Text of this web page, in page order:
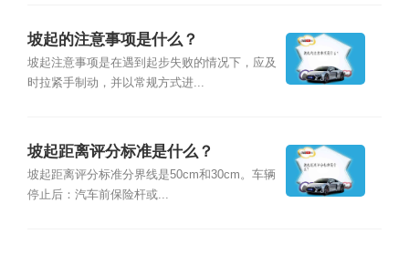
坡起的注意事项是什么？
坡起注意事项是在遇到起步失败的情况下，应及
时拉紧手制动，并以常规方式进...
坡起距离评分标准是什么？
坡起距离评分标准分界线是50cm和30cm。车辆
停止后：汽车前保险杆或...